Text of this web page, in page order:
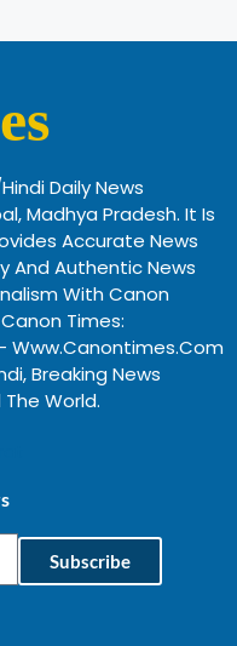
Daily News
Madhya Pradesh. It Is
Accurate News
And Authentic News
With Canon
Times:
Www.canontimes.com
Breaking News
World.
Subscribe